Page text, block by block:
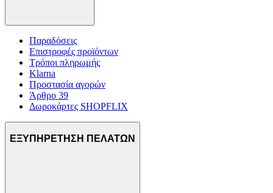
Παραδόσεις
Επιστροφές προϊόντων
Τρόποι πληρωμής
Klarna
Προστασία αγορών
Άρθρο 39
Δωροκάρτες SHOPFLIX
ΕΞΥΠΗΡΕΤΗΣΗ ΠΕΛΑΤΩΝ